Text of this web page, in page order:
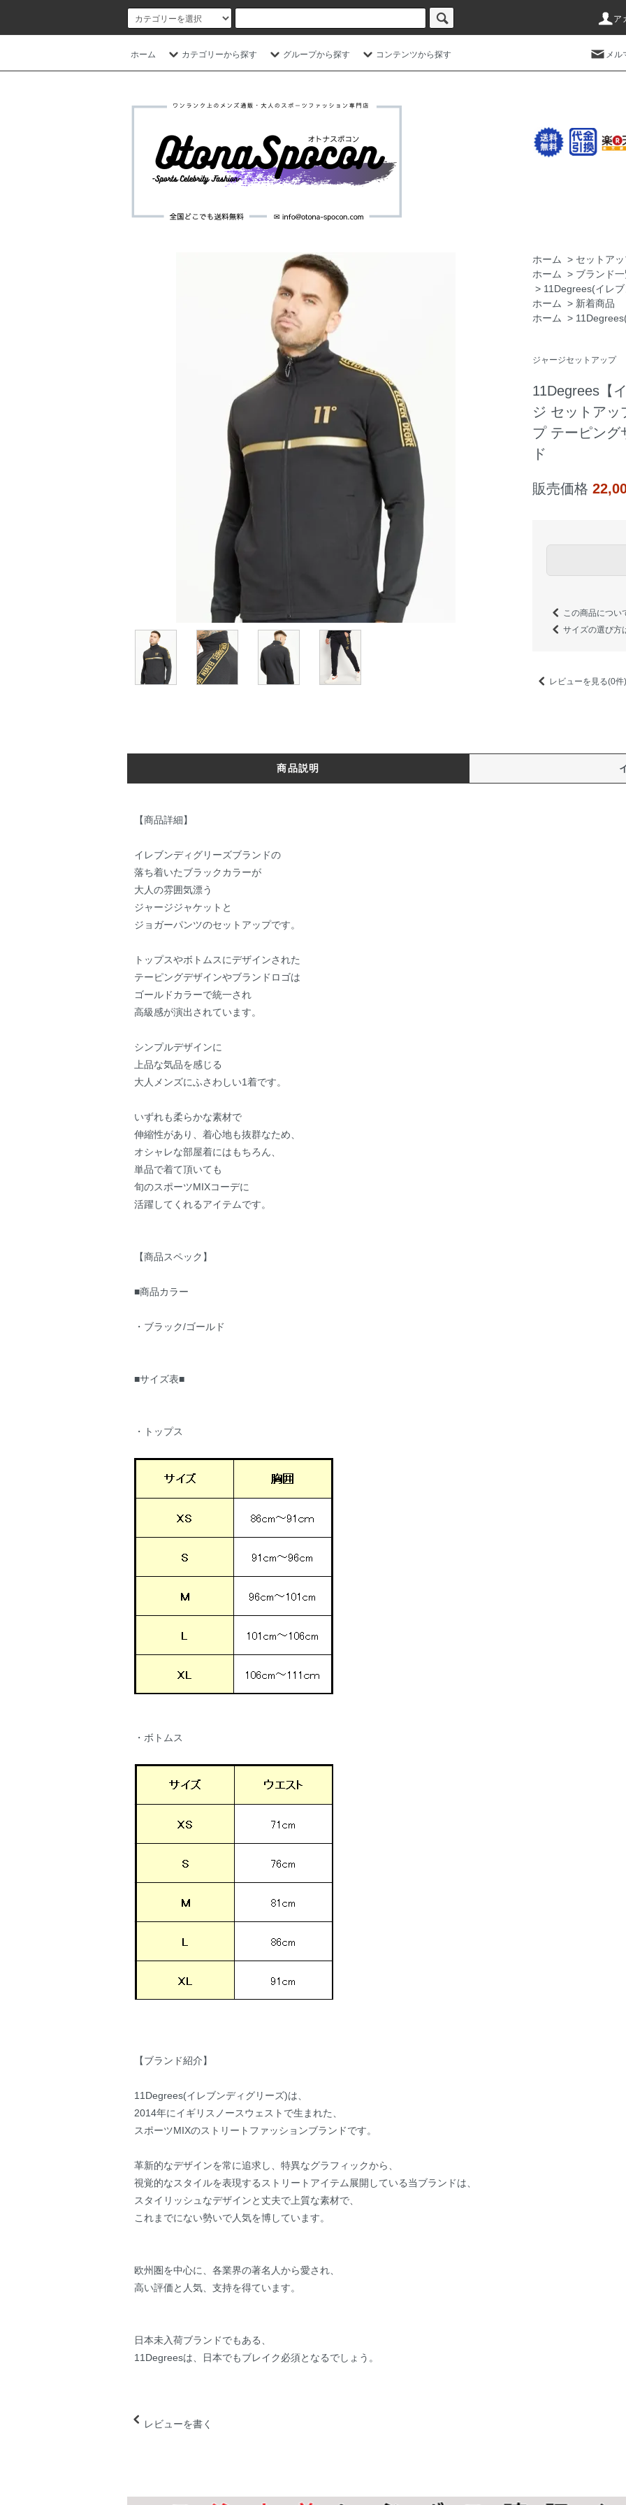
ア
ホーム カテゴリーから探す グループから探す コンテンツから探す メル
ホーム > セットア
ホーム
> ブランド
> 11Degrees(イレ
ホーム
> 新着商品
ホーム
>
ジャージセットアップ
11Degrees【
ジ セットアッ
プ テーピング
ド
販売価格
この商品につい
サイズの選び方
レビューを見る(0件)
商品説明
【商品詳細】
イレブンディグリーズブランドの
落ち着いたブラックカラーが
大人の雰囲気漂う
ジャージジャケットと
ジョガーパンツのセットアップです。
トップスやボトムスにデザインされた
テーピングデザインやブランドロゴは
ゴールドカラーで統一され
高級感が演出されています。
シンプルデザインに
上品な気品を感じる
大人メンズにふさわしい1着です。
いずれも柔らかな素材で
伸縮性があり、着心地も抜群なため、
オシャレな部屋着にはもちろん、
単品で着て頂いても
旬のスポーツMIXコーデに
活躍してくれるアイテムです。
【商品スペック】
■商品カラー
・ブラック/ゴールド
■サイズ表■
・トップス
・ボトムス
【ブランド紹介】
11Degrees(イレブンディグリーズ)は、
2014年にイギリスノースウェストで生まれた、
スポーツMIXのストリートファッションブランドです。
革新的なデザインを常に追求し、特異なグラフィックから、
視覚的なスタイルを表現するストリートアイテム展開している当ブランドは、
スタイリッシュなデザインと丈夫で上質な素材で、
これまでにない勢いで人気を博しています。
欧州圏を中心に、各業界の著名人から愛され、
高い評価と人気、支持を得ています。
日本未入荷ブランドでもある、
11Degreesは、日本でもブレイク必須となるでしょう。
レビューを書く